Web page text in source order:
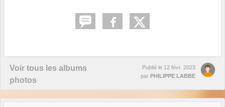
Voir tous les albums
photos
Publié le 12 févr. 2023
par PHILIPPE LABBE